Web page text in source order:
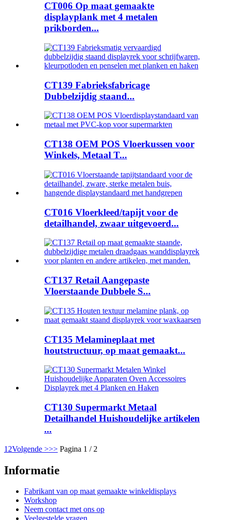
CT006 Op maat gemaakte
displayplank met 4 metalen
prikborden...
CT139 Fabrieksfabricage
Dubbelzijdig staand...
CT138 OEM POS Vloerkussen voor
Winkels, Metaal T...
CT016 Vloerkleed/tapijt voor de
detailhandel, zwaar uitgevoerd...
CT137 Retail Aangepaste
Vloerstaande Dubbele S...
CT135 Melamineplaat met
houtstructuur, op maat gemaakt...
CT130 Supermarkt Metaal
Detailhandel Huishoudelijke artikelen
...
1 2Volgende >>> Pagina 1 / 2
Informatie
Fabrikant van op maat gemaakte winkeldisplays
Workshop
Neem contact met ons op